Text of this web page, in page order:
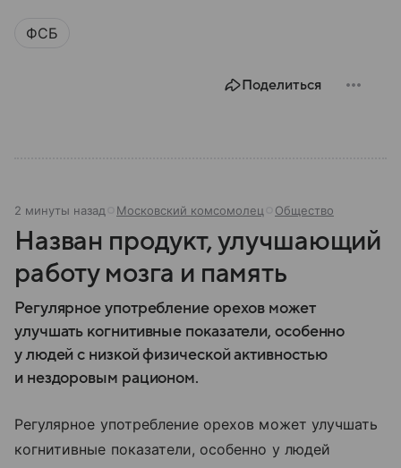
Разбираемся, как устроена Госдума, какие
ФСБ
Поделиться
2 минуты назад Московский комсомолец Общество
Назван продукт, улучшающий
работу мозга и память
Регулярное употребление орехов может
улучшать когнитивные показатели, особенно
у людей с низкой физической активностью
и нездоровым рационом.
Регулярное употребление орехов может улучшать
когнитивные показатели, особенно у людей